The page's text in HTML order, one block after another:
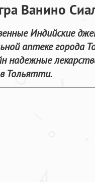
Ванино
Индийские
аптеке
надежные
Тольятти.